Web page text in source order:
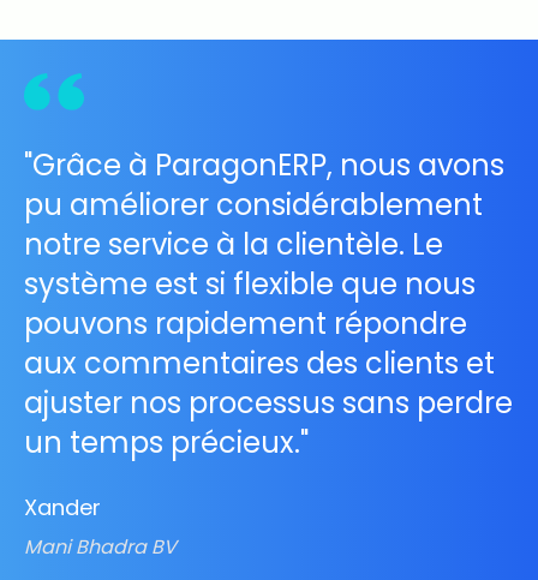
"Grâce à ParagonERP, nous avons
pu améliorer considérablement
notre service à la clientèle. Le
système est si flexible que nous
pouvons rapidement répondre
aux commentaires des clients et
ajuster nos processus sans perdre
un temps précieux."
Xander
Mani Bhadra BV